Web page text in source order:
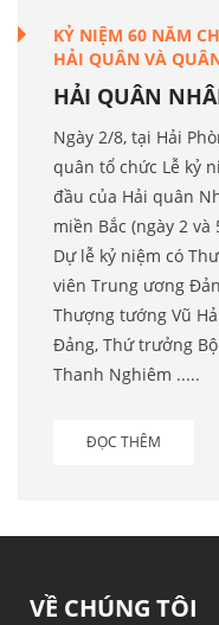
KỶ NIỆM 60 NĂM
HẢI QUÂN VÀ
HẢI QUÂN
Ngày 2/8, tại Hải
quân tổ chức Lễ kỷ
đầu của Hải quân
miền Bắc (ngày 2 và
Dự lễ kỷ niệm có
viên Trung ương
Thượng tướng Vũ
Đảng, Thứ trưởng
Thanh Nghiêm .....
ĐỌC THÊM
VỀ CHÚNG TÔI